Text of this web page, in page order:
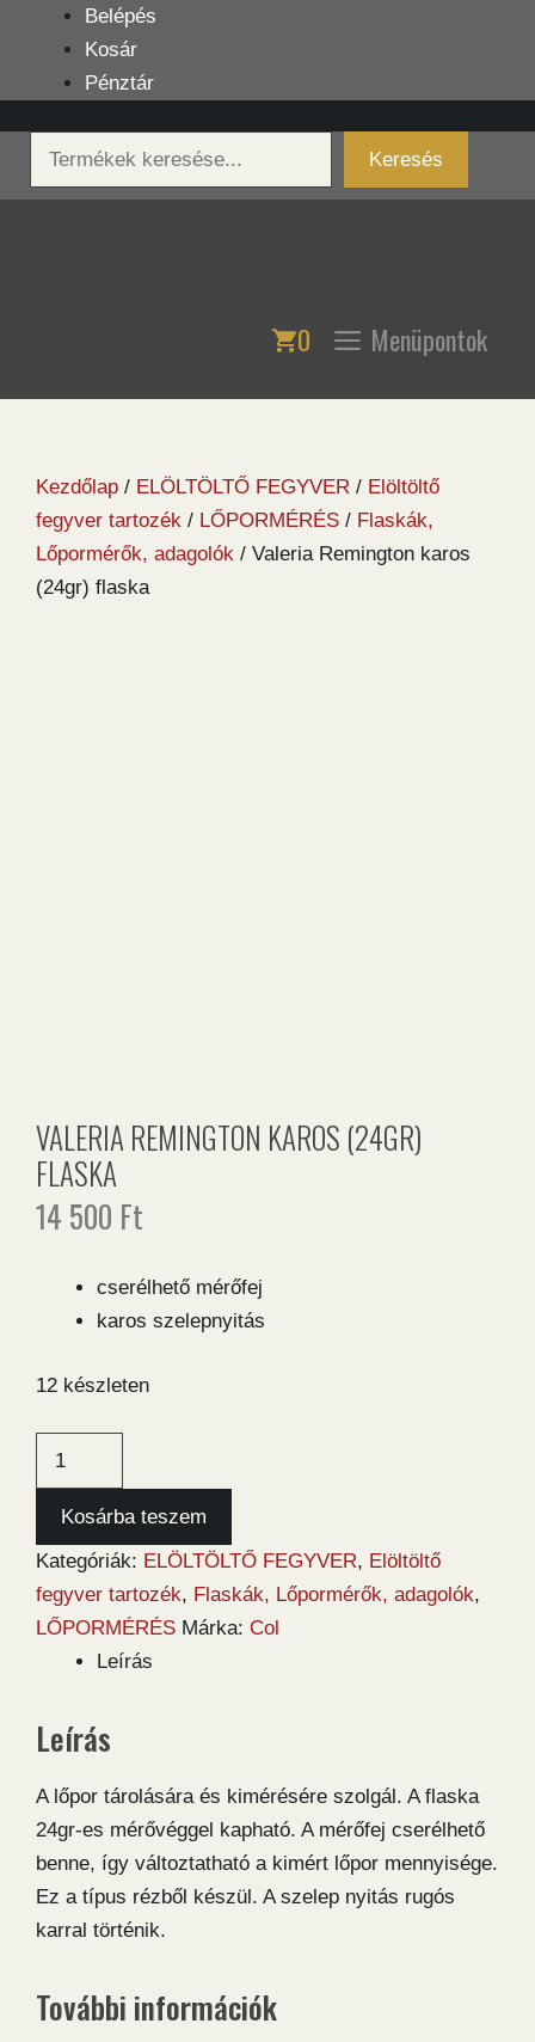
tartalomba
Belépés
Kosár
Pénztár
Keresés
Keresés
0 Menüpontok
Kezdőlap / ELÖLTÖLTŐ FEGYVER / Elöltöltő
fegyver tartozék / LŐPORMÉRÉS / Flaskák,
Lőpormérők, adagolók / Valeria Remington karos
(24gr) flaska
VALERIA REMINGTON KAROS (24GR)
FLASKA
14 500 Ft
cserélhető mérőfej
karos szelepnyitás
12 készleten
Valeria
karos
(24gr)
flaska
mennyiség
Kosárba teszem
Kategóriák: ELÖLTÖLTŐ FEGYVER, Elöltöltő
fegyver tartozék, Flaskák, Lőpormérők, adagolók,
LŐPORMÉRÉS Márka: Col
Leírás
Leírás
A lőpor tárolására és kimérésére szolgál. A flaska
24gr-es mérővéggel kapható. A mérőfej cserélhető
benne, így változtatható a kimért lőpor mennyisége.
Ez a típus rézből készül. A szelep nyitás rugós
karral történik.
További információk